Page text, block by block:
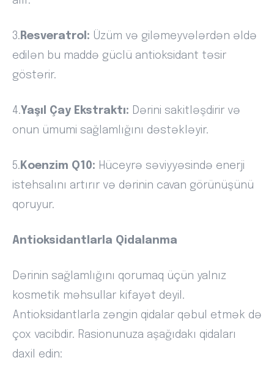
3. Resveratrol: Üzüm və giləmeyvələrdən əldə
edilən bu maddə güclü antioksidant təsir
göstərir.
4.Yaşıl Çay Ekstraktı: Dərini sakitləşdirir və
onun ümumi sağlamlığını dəstəkləyir.
5. Koenzim Q10: Hüceyrə səviyyəsində enerji
istehsalını artırır və dərinin cavan görünüşünü
qoruyur.
Antioksidantlarla Qidalanma
Dərinin sağlamlığını qorumaq üçün yalnız
kosmetik məhsullar kifayət deyil.
Antioksidantlarla zəngin qidalar qəbul etmək də
çox vacibdir. Rasionunuza aşağıdakı qidaları
daxil edin: